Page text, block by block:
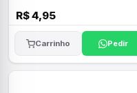
R$ 4,95
Carrinho Pedir